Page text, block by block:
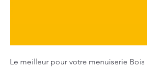
Le meilleur pour votre menuiserie Bois